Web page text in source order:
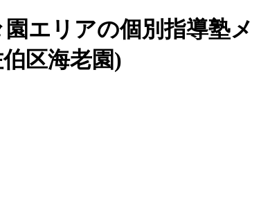
エリアの個別指導塾メ
区海老園)